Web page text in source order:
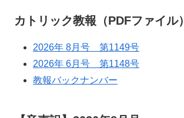
カトリック教報（PDFファイル）
2026年 8月号 第1149号
2026年 6月号 第1148号
教報バックナンバー